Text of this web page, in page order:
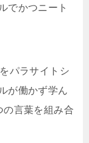
でかつニート
パラサイトシ
が働かず学ん
の言葉を組み合